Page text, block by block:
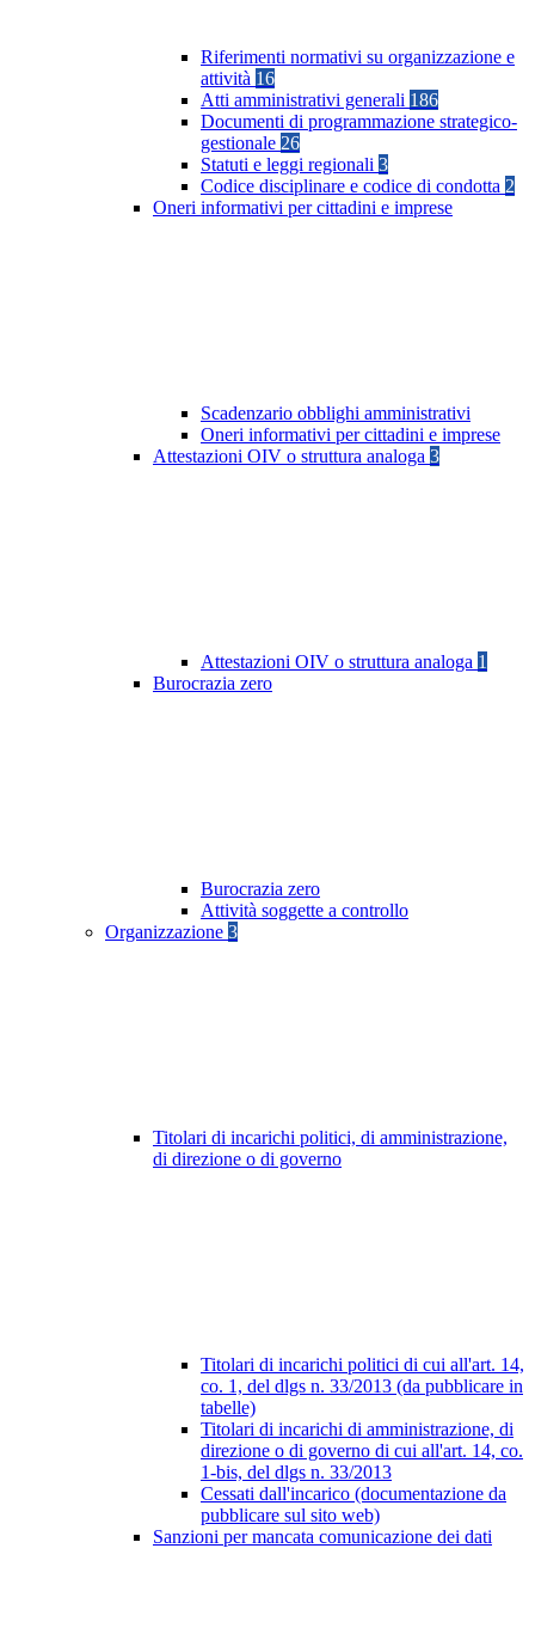
Riferimenti normativi su organizzazione e
attività 16
Atti amministrativi generali 186
Documenti di programmazione strategico-
gestionale 26
Statuti e leggi regionali 3
Codice disciplinare e codice di condotta 2
Oneri informativi per cittadini e imprese
Scadenzario obblighi amministrativi
Oneri informativi per cittadini e imprese
Attestazioni OIV o struttura analoga 3
Attestazioni OIV o struttura analoga 1
Burocrazia zero
Burocrazia zero
Attività soggette a controllo
Organizzazione 3
Titolari di incarichi politici, di amministrazione,
di direzione o di governo
Titolari di incarichi politici di cui all'art. 14,
co. 1, del dlgs n. 33/2013 (da pubblicare in
tabelle)
Titolari di incarichi di amministrazione, di
direzione o di governo di cui all'art. 14, co.
1-bis, del dlgs n. 33/2013
Cessati dall'incarico (documentazione da
pubblicare sul sito web)
Sanzioni per mancata comunicazione dei dati